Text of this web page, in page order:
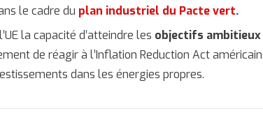
le cadre du plan industriel du Pacte vert.
la capacité d’atteindre les objectifs ambitieux
de réagir à l’Inflation Reduction Act
dans les énergies propres.